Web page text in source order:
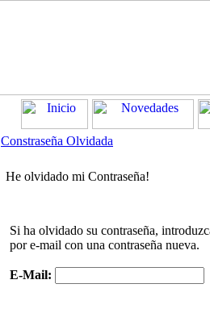
Constraseña Olvidada
He olvidado mi Contraseña!
Si ha olvidado su contraseña,
por e-mail con una contraseña nueva.
E-Mail: